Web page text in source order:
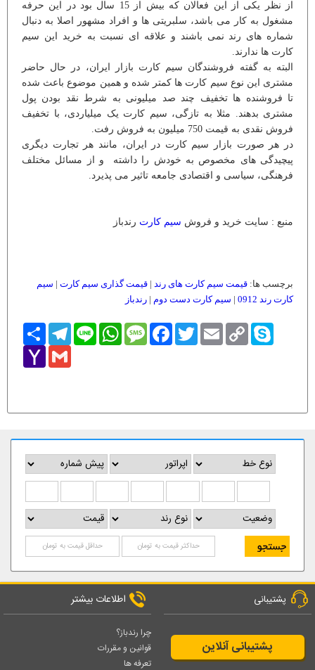
از نظر یکی از این فعالان که بیش از 15 سال بود در این حرفه
مشغول به کار می باشد، سلبریتی ها و افراد مشهور اصلا به دنبال
شماره های رند نمی باشند و علاقه ای نسبت به خرید این سیم
کارت ها ندارند.
البته به گفته فروشندگان سیم کارت بازار ایران، در حال حاضر
مشتری این نوع سیم کارت ها کمتر شده و همین موضوع باعث شده
تا فروشنده ها تخفیف چند صد میلیونی به شرط نقد بودن پول
مشتری بدهند. مثلا به تازگی، سیم کارت یک میلیاردی، با تخفیف
فروش نقدی به قیمت 750 میلیون به فروش رفت.
در هر صورت بازار سیم کارت در ایران، مانند هر تجارت دیگری
پیچیدگی های مخصوص به خودش را داشته و از مسائل مختلف
فرهنگی، سیاسی و اقتصادی جامعه تاثیر می پذیرد.
منبع : سایت خرید و فروش سیم کارت رندباز
برچسب ها: قیمت سیم کارت های رند | قیمت گذاری سیم کارت | سیم
کارت رند 0912
| سیم کارت دست دوم | رندباز
اشتراکTelegram Line
WhatsAppMessageFacebookTwitter Email
Copy
Link
Skype
Yahoo
Mail
Gmail
پشتیبانی
پشتیبانی آنلاین
اطلاعات بیشتر
چرا رندباز؟
قوانین و مقررات
تعرفه ها